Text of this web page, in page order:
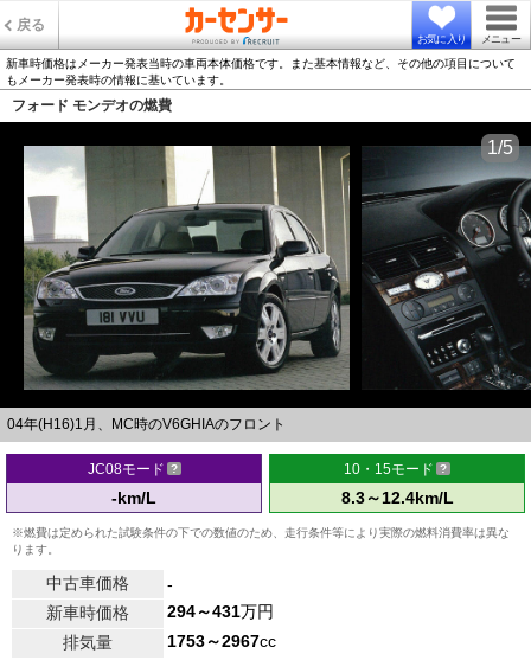
戻る
お気に入り メニュー
新車時価格はメーカー発表当時の車両本体価格です。また基本情報など、その他の項目について
もメーカー発表時の情報に基いています。
フォード モンデオの燃費
04年(H16)1月、MC時のV6GHIAのフロント
1/5
JC08モード
-km/L
10・15モード
8.3～12.4km/L
※燃費は定められた試験条件の下での数値のため、走行条件等により実際の燃料消費率は異な
ります。
中古車価格
-
新車時価格
294～431万円
排気量
1753～2967cc